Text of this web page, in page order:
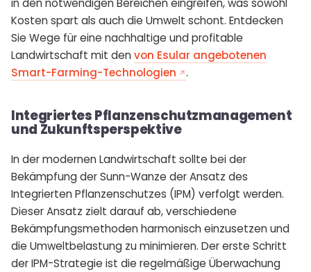
in den notwendigen Bereichen eingreifen, was sowohl
Kosten spart als auch die Umwelt schont. Entdecken
Sie Wege für eine nachhaltige und profitable
Landwirtschaft mit den von Esular angebotenen
Smart-Farming-Technologien
.
Integriertes Pflanzenschutzmanagement
und Zukunftsperspektive
In der modernen Landwirtschaft sollte bei der
Bekämpfung der Sunn-Wanze der Ansatz des
Integrierten Pflanzenschutzes (IPM) verfolgt werden.
Dieser Ansatz zielt darauf ab, verschiedene
Bekämpfungsmethoden harmonisch einzusetzen und
die Umweltbelastung zu minimieren. Der erste Schritt
der IPM-Strategie ist die regelmäßige Überwachung